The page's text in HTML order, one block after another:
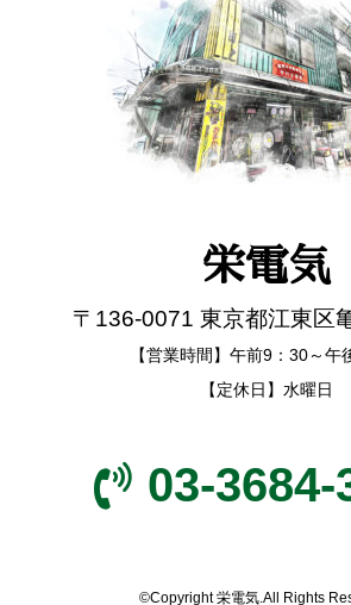
栄電気
〒136-0071 東京都江東区
【営業時間】午前9：30～午
【定休日】水曜日
03-3684-
©Copyright 栄電気.All Rights